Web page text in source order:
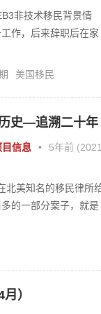
非技术移民背景情
作，后来辞职后在家
美国移民
史—追溯二十年
信息 •
5年前
北美知名的移民律所
的一部分案子，就是
）